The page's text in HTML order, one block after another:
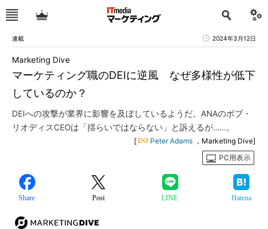
連載 2024年3月12日
マーケティング職のDEIに逆風 なぜ多様性が低下
しているのか？
Marketing Dive
DEIへの攻撃が業界に影響を及ぼしているようだ。ANAのボブ・
リオディスCEOは「揺らいではならない」と訴えるが……。
[ Peter Adams ，Marketing Dive]
PC用表示
Share Post LINE Hatena